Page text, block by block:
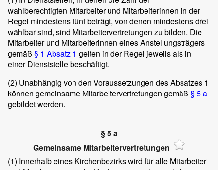
wahlberechtigten Mitarbeiter und Mitarbeiterinnen in der
Regel mindestens fünf beträgt, von denen mindestens drei
wählbar sind, sind Mitarbeitervertretungen zu bilden. Die
Mitarbeiter und Mitarbeiterinnen eines Anstellungsträgers
gemäß § 1 Absatz 1 gelten in der Regel jeweils als in
einer Dienststelle beschäftigt.
(2) Unabhängig von den Voraussetzungen des Absatzes 1
können gemeinsame Mitarbeitervertretungen gemäß § 5 a
gebildet werden.
§ 5 a
Gemeinsame Mitarbeitervertretungen
(1) Innerhalb eines Kirchenbezirks wird für alle Mitarbeiter